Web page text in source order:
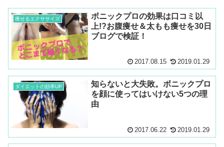
痩せるエクササイズ
ボニックプロの効果は口コミ以
上!?お腹痩せ＆太もも痩せを30日
ブログで検証！
2017.08.15 2019.01.29
ダイエットの効率UP
知らないと大失敗。ボニックプロ
を顔に使ってはいけない5つの理
由
2017.06.22 2019.01.29